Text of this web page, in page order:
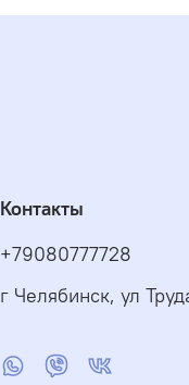
Контакты
+79080777728
г Челябинск, ул